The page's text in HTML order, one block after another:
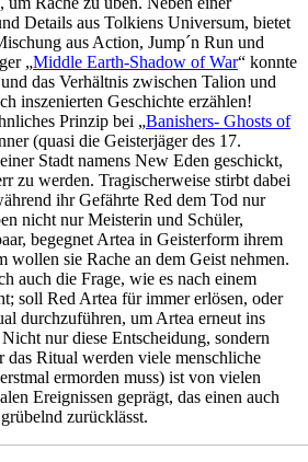
Details aus Tolkiens Universum, bietet
aus Action, Jump´n Run und
„Middle Earth-Shadow of War“ konnte
das Verhältnis zwischen Talion und
inszenierten Geschichte erzählen!
Prinzip bei „Banishers- Ghosts of
(quasi die Geisterjäger des 17.
Stadt namens New Eden geschickt,
zu werden. Tragischerweise stirbt dabei
ihr Gefährte Red dem Tod nur
nicht nur Meisterin und Schüler,
begegnet Artea in Geisterform ihrem
wollen sie Rache an dem Geist nehmen.
auch die Frage, wie es nach einem
soll Red Artea für immer erlösen, oder
durchzuführen, um Artea erneut ins
nur diese Entscheidung, sondern
das Ritual werden viele menschliche
ermorden muss) ist von vielen
Ereignissen geprägt, das einen auch
zurücklässt.